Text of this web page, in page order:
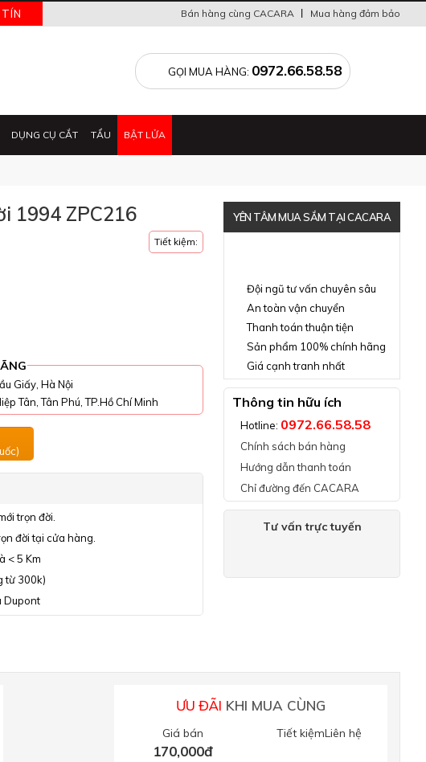
Mua hàng đảm bảo
Bán hàng cùng CACARA
GỌI MUA HÀNG: 0972.66.58.58
DỤNG CỤ CẮT TẨU BẬT LỬA
1994 ZPC216
Tiết kiệm:
Giấy, Hà Nội
Tân, Tân Phú, TP.Hồ Chí Minh
trọn đời.
đời tại cửa hàng.
< 5 Km
từ 300k)
Dupont
YÊN TÂM MUA SẮM TẠI CACARA
Đã thông báo Bộ Công Thương
Đội ngũ tư vấn chuyên sâu
An toàn vận chuyển
Thanh toán thuận tiện
Sản phẩm 100% chính hãng
Giá cạnh tranh nhất
Thông tin hữu ích
Hotline: 0972.66.58.58
Chính sách bán hàng
Hướng dẫn thanh toán
Chỉ đường đến CACARA
Tư vấn trực tuyến
ƯU ĐÃI KHI MUA CÙNG
Giá bán
170,000đ
Tiết kiệmLiên hệ